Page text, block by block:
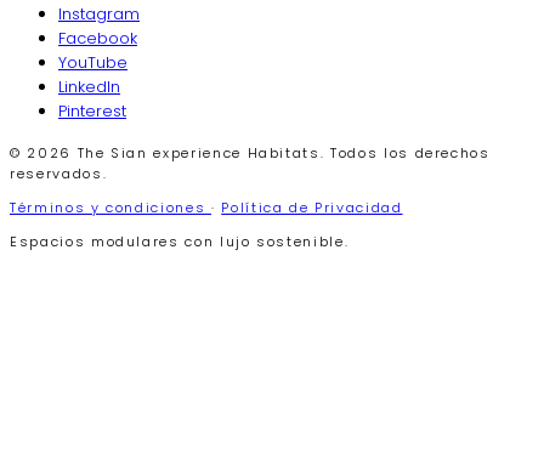
Instagram
Facebook
YouTube
LinkedIn
Pinterest
© 2026 The Sian experience Habitats. Todos los derechos
reservados.
Términos y condiciones · Política de Privacidad
Espacios modulares con lujo sostenible.